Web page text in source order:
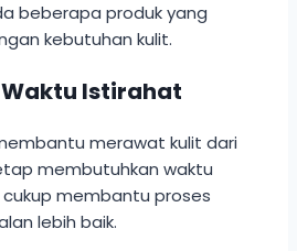
beberapa produk yang
kebutuhan kulit.
Istirahat
merawat kulit dari
membutuhkan waktu
membantu proses
lebih baik.